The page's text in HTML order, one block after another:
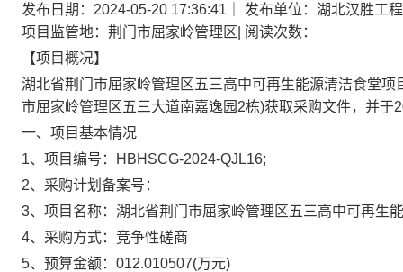
发布日期：2024-05-20 17:36:41
发布单位：湖北汉胜工
项目监管地：荆门市屈家岭管理区 阅读次数：
【项目概况】
湖北省荆门市屈家岭管理区五三高中可再生能源清洁食堂项
市屈家岭管理区五三大道南嘉逸园2栋)获取采购文件，并于
一、项目基本情况
1、项目编号：
HBHSCG-2024-QJL16;
2、采购计划备案号：
3、项目名称： 湖北省荆门市屈家岭管理区五三高中可再生
4、采购方式： 竞争性磋商
5、预算金额： 012.010507(万元)